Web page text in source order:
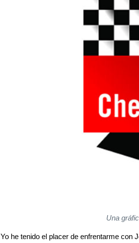
Una
Yo he tenido el placer de enfrentarme con